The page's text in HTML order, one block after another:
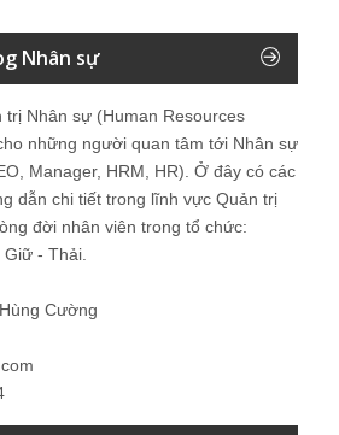
Nhân sự
trị Nhân sự (Human Resources
những người quan tâm tới Nhân sự
Manager, HRM, HR). Ở đây có các
dẫn chi tiết trong lĩnh vực Quản trị
đời nhân viên trong tổ chức:
- Thải.
Cường